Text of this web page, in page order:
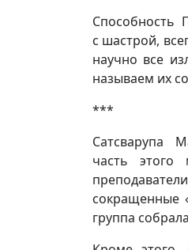
Способность
с шастрой,
научно все
называем их
***
Сатсварупа
часть
сокращенные
группа